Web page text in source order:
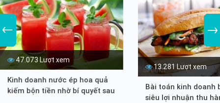
47.073 Lượt xem
Kinh doanh nước ép hoa quả
kiếm bộn tiền nhờ bí quyết sau
13.281 Lượt xem
Bài toán kinh doanh
siêu lợi nhuận thu